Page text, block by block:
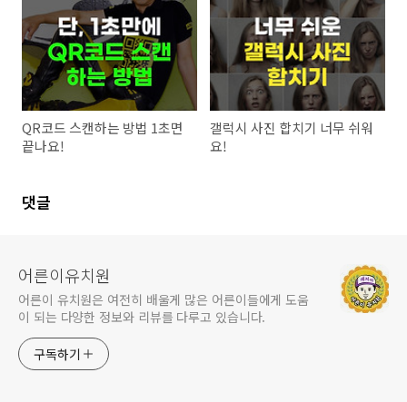
QR코드 스캔하는 방법 1초면
끝나요!
갤럭시 사진 합치기 너무 쉬워
요!
댓글
어른이유치원
어른이 유치원은 여전히 배울게 많은 어른이들에게 도움
이 되는 다양한 정보와 리뷰를 다루고 있습니다.
구독하기